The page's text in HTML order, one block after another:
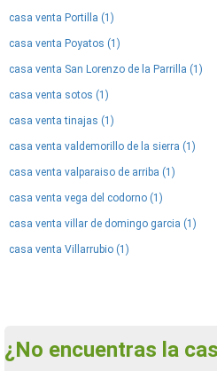
casa venta Portilla (1)
casa venta Poyatos (1)
casa venta San Lorenzo de la Parrilla (1)
casa venta sotos (1)
casa venta tinajas (1)
casa venta valdemorillo de la sierra (1)
casa venta valparaiso de arriba (1)
casa venta vega del codorno (1)
casa venta villar de domingo garcia (1)
casa venta Villarrubio (1)
¿No encuentras la casa en venta que